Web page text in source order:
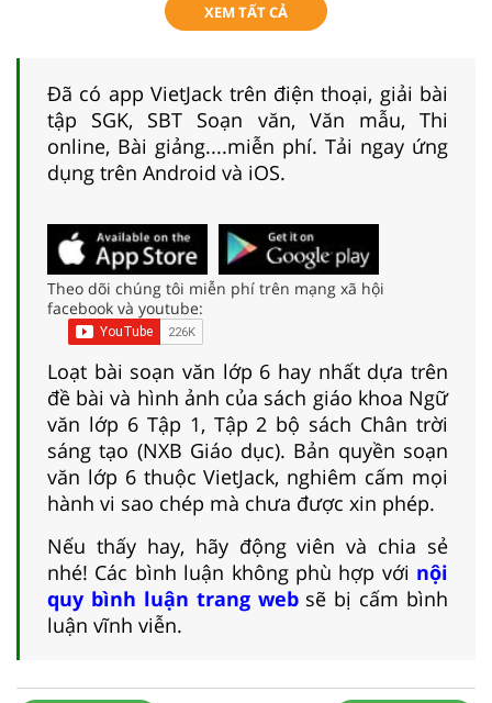
XEM TẤT CẢ
Đã có app VietJack trên điện thoại, giải bài
tập SGK, SBT Soạn văn, Văn mẫu, Thi
online, Bài giảng....miễn phí. Tải ngay ứng
dụng trên Android và iOS.
Theo dõi chúng tôi miễn phí trên mạng xã hội
facebook và youtube:
Loạt bài soạn văn lớp 6 hay nhất dựa trên
đề bài và hình ảnh của sách giáo khoa Ngữ
văn lớp 6 Tập 1, Tập 2 bộ sách Chân trời
sáng tạo (NXB Giáo dục). Bản quyền soạn
văn lớp 6 thuộc VietJack, nghiêm cấm mọi
hành vi sao chép mà chưa được xin phép.
Nếu thấy hay, hãy động viên và chia sẻ
nhé! Các bình luận không phù hợp với nội
quy bình luận trang websẽ bị cấm bình
luận vĩnh viễn.